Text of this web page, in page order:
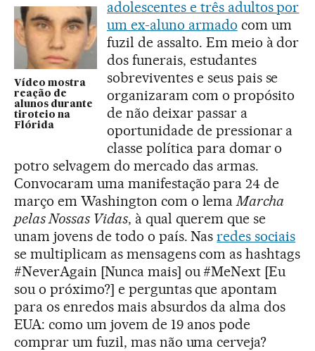
Vídeo mostra
reação de
alunos durante
tiroteio na
Flórida
adolescentes e três adultos por
um ex-aluno armado com um
fuzil de assalto. Em meio à dor
dos funerais, estudantes
sobreviventes e seus pais se
organizaram com o propósito
de não deixar passar a
oportunidade de pressionar a
classe política para domar o
potro selvagem do mercado das armas.
Convocaram uma manifestação para 24 de
março em Washington com o lema Marcha
pelas Nossas Vidas, à qual querem que se
unam jovens de todo o país. Nasredes sociais
se multiplicam as mensagens com as hashtags
#NeverAgain [Nunca mais] ou #MeNext [Eu
sou o próximo?] e perguntas que apontam
para os enredos mais absurdos da alma dos
EUA: como um jovem de 19 anos pode
comprar um fuzil, mas não uma cerveja?